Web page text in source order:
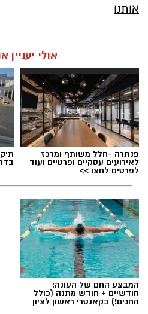
אותנו
אולי יעניין
פנתרה -חלל משותף ומרכז
לאירועים עסקיים ופרטיים ועוד
לפרטים לחצו >>
המבצע החם של העונה:
חודשיים + חודש מתנה (כולל
החגים!) בקאנטרי ראשון לציון